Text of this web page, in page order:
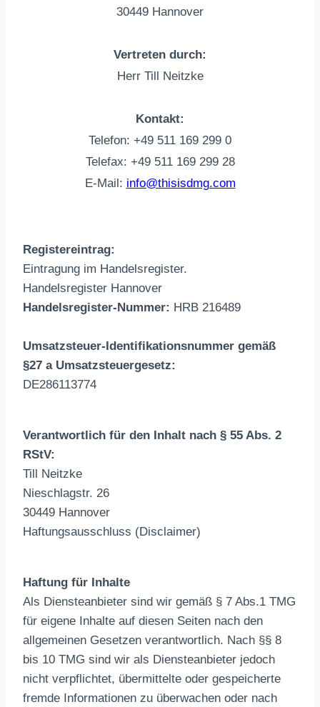
30449 Hannover
Vertreten durch:
Herr Till Neitzke
Kontakt:
Telefon: +49 511 169 299 0
Telefax: +49 511 169 299 28
E‑Mail: info@thisisdmg.com
Registereintrag:
Eintragung im Handelsregister.
Handelsregister Hannover
Handelsregister-Nummer: HRB 216489
Umsatzsteuer-Identifikationsnummer gemäß
§27 a Umsatzsteuergesetz:
DE286113774
Verantwortlich für den Inhalt nach § 55 Abs. 2
RStV:
Till Neitzke
Nieschlagstr. 26
30449 Hannover
Haftungsausschluss (Disclaimer)
Haftung für Inhalte
Als Diensteanbieter sind wir gemäß § 7 Abs.1 TMG
für eigene Inhalte auf diesen Seiten nach den
allgemeinen Gesetzen verantwortlich. Nach §§ 8
bis 10 TMG sind wir als Diensteanbieter jedoch
nicht verpflichtet, übermittelte oder gespeicherte
fremde Informationen zu überwachen oder nach